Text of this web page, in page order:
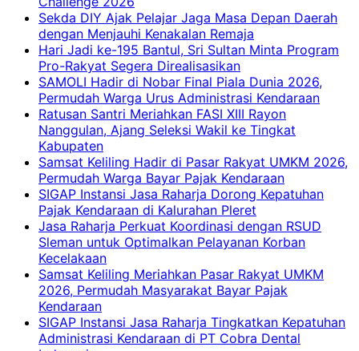
Sekda DIY Ajak Pelajar Jaga Masa Depan Daerah
dengan Menjauhi Kenakalan Remaja
Hari Jadi ke-195 Bantul, Sri Sultan Minta Program
Pro-Rakyat Segera Direalisasikan
SAMOLI Hadir di Nobar Final Piala Dunia 2026,
Permudah Warga Urus Administrasi Kendaraan
Ratusan Santri Meriahkan FASI XIII Rayon
Nanggulan, Ajang Seleksi Wakil ke Tingkat
Kabupaten
Samsat Keliling Hadir di Pasar Rakyat UMKM 2026,
Permudah Warga Bayar Pajak Kendaraan
SIGAP Instansi Jasa Raharja Dorong Kepatuhan
Pajak Kendaraan di Kalurahan Pleret
Jasa Raharja Perkuat Koordinasi dengan RSUD
Sleman untuk Optimalkan Pelayanan Korban
Kecelakaan
Samsat Keliling Meriahkan Pasar Rakyat UMKM
2026, Permudah Masyarakat Bayar Pajak
Kendaraan
SIGAP Instansi Jasa Raharja Tingkatkan Kepatuhan
Administrasi Kendaraan di PT Cobra Dental